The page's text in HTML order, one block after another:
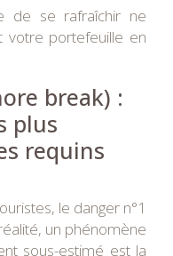
de se rafraîchir ne
portefeuille en
break) :
plus
requins
le danger n°1
un phénomène
sous-estimé est la